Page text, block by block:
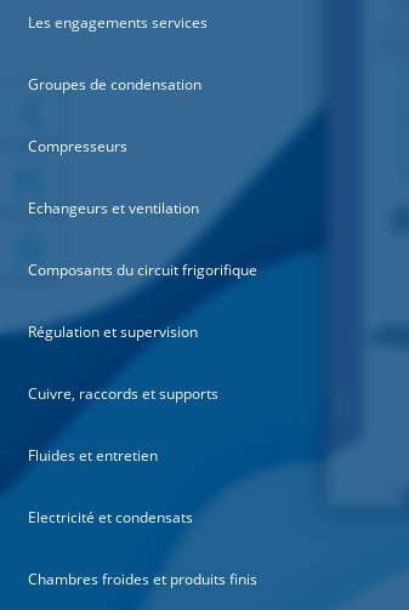
Les engagements services
Groupes de condensation
Compresseurs
Echangeurs et ventilation
Composants du circuit frigorifique
Régulation et supervision
Cuivre, raccords et supports
Fluides et entretien
Electricité et condensats
Chambres froides et produits finis